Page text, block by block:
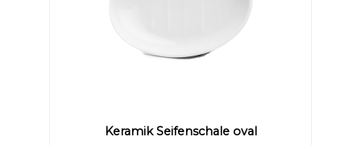
Keramik Seifenschale oval